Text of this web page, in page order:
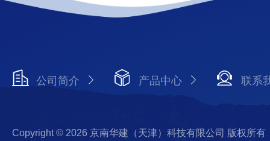
公司简介 产品中心 联系
Copyright © 2026 京南华建（天津）科技有限公司 版权所有